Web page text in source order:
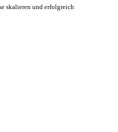
skalieren und erfolgreich